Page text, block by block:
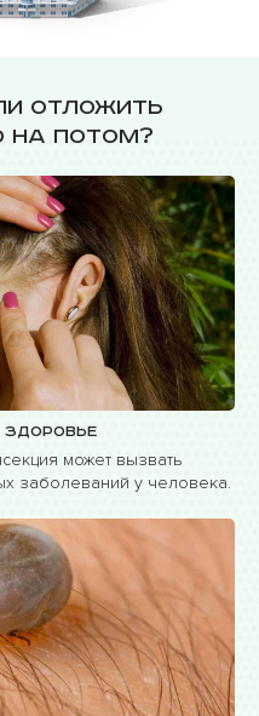
отложить
на потом?
здоровье
может вызвать
заболеваний у человека.